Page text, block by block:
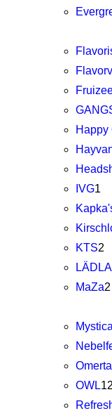
Happy
IVG1
KTS2
MaZa2
Mystical
Omerta
OWL12